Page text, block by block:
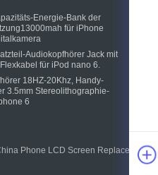
Energie-Bank der
für iPhone
Audiokopfhörer Jack mit
für iPod nano 6.
18HZ-20Khz, Handy-
3.5mm Stereolithographie-
6
Phone LCD Screen Replacement